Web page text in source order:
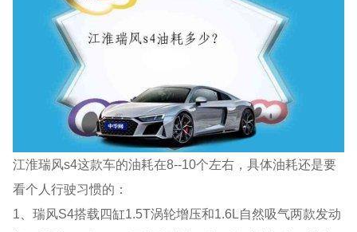
江淮瑞风s4这款车的油耗在8--10个左右，具体油耗还是要
看个人行驶习惯的：
1、瑞风S4搭载四缸1.5T涡轮增压和1.6L自然吸气两款发动